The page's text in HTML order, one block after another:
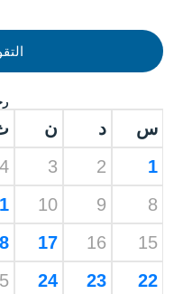
س د ن
1
2
3
4
8
9
10
15
16
17
22
23
24